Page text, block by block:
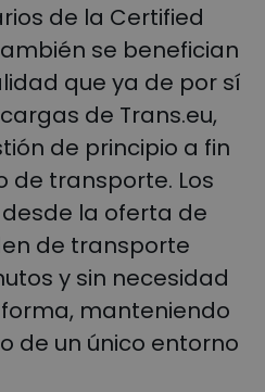
de la Certified
se benefician
que ya de por sí
de Trans.eu,
de principio a fin
transporte. Los
la oferta de
de transporte
y sin necesidad
manteniendo
de un único entorno